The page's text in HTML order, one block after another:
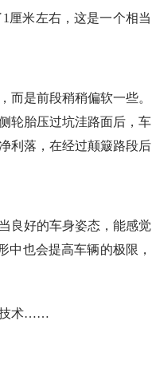
厘米左右，这是一个相当
而是前段稍稍偏软一些。
轮胎压过坑洼路面后，车
利落，在经过颠簸路段后
良好的车身姿态，能感觉
中也会提高车辆的极限，
技术……